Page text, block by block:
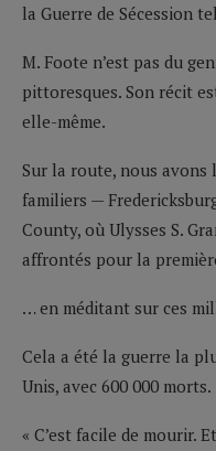
la Guerre de Sécession
M. Foote n’est pas du
pittoresques. Son récit
elle-même.
Sur la route, nous avons
familiers —
County, où Ulysses S.
affrontés pour la
… en méditant sur ces
Cela a été la guerre la
Unis, avec 600 000 morts.
« C’est facile de mourir.